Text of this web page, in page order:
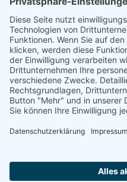
Förderung
© 1987 – 2025
Storchenhof Loburg e.V.
Alle Rechte vorbehalten.
Cookie-Einstellungen
Navigation überspringen
Impressum
Haftungsausschluss
Facebook